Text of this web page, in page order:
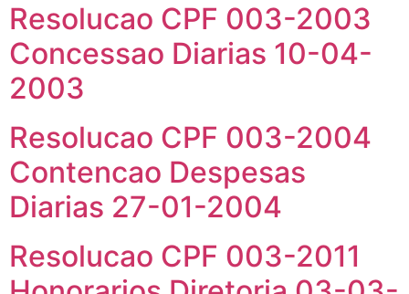
Resolucao CPF 003-2003
Concessao Diarias 10-04-
2003
Resolucao CPF 003-2004
Contencao Despesas
Diarias 27-01-2004
Resolucao CPF 003-2011